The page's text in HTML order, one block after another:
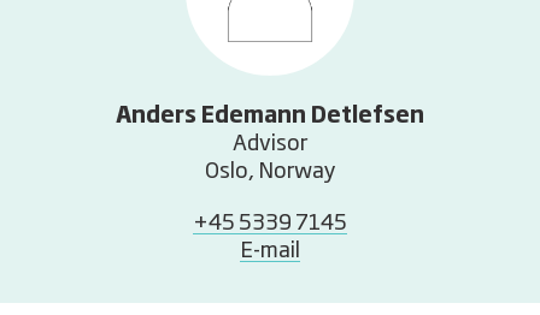
Anders Edemann Detlefsen
Advisor
Oslo, Norway
+45 5339 7145
E-mail